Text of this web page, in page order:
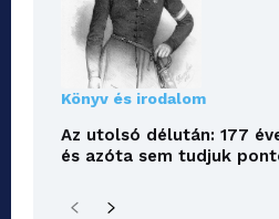
Könyv és irodalom
Az utolsó délután: 177
és azóta sem tudjuk